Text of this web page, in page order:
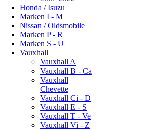
Honda / Isuzu
Marken I - M
Nissan / Oldsmobile
Marken P - R
Marken S - U
Vauxhall
Vauxhall A
Vauxhall B - Ca
Vauxhall
Chevette
Vauxhall Ci - D
Vauxhall E - S
Vauxhall T - Ve
Vauxhall Vi - Z